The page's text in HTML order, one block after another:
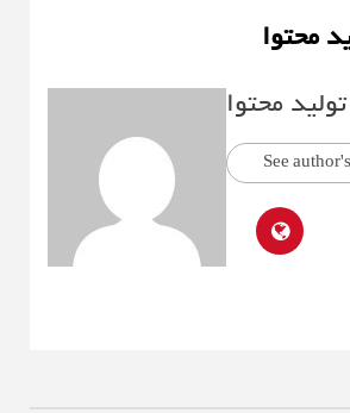
محتوا
محتوا
See